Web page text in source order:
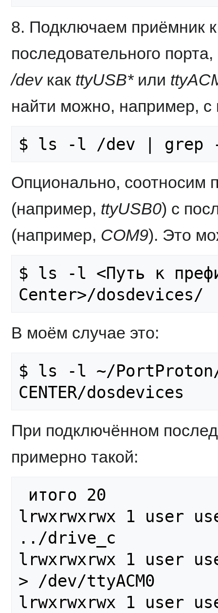
8. Подключаем приёмник
последовательного
/devкак ttyUSB*или
найти можно, например,
Опционально, соотносим
(например, ttyUSB0) с
(например, COM9). Это
$ ls -l <Путь к
В моём случае это:
$ ls -l ~/
При подключённом
примерно такой:
lrwxrwxrwx 1 user
../drive_c
lrwxrwxrwx 1 user
> /dev/ttyACM0
lrwxrwxrwx 1 user